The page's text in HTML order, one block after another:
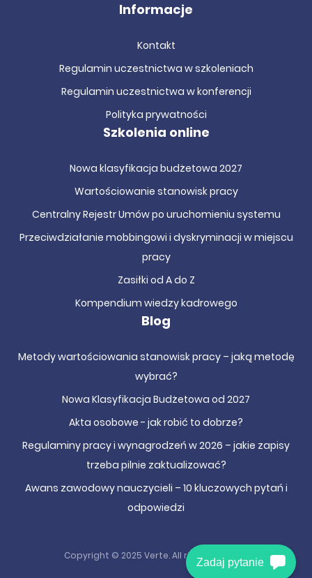
Zadaj pytanie
Informacje
Kontakt
Regulamin uczestnictwa w szkoleniach
Regulamin uczestnictwa w konferencji
Polityka prywatności
Szkolenia online
Nowa klasyfikacja budżetowa 2027
Wartościowanie stanowisk pracy
Centralny Rejestr Umów po uruchomieniu systemu
Przeciwdziałanie mobbingowi i dyskryminacji w miejscu
pracy
Zasiłki od A do Z
Kompendium wiedzy kadrowego
Blog
Metody wartościowania stanowisk pracy – jaką metodę
wybrać?
Nowa Klasyfikacja Budżetowa od 2027
Akta osobowe - jak robić to dobrze?
Regulaminy pracy i wynagrodzeń w 2026 – jakie zapisy
trzeba pilnie zaktualizować?
Awans zawodowy nauczycieli – 10 kluczowych pytań i
odpowiedzi
Copyright © 2025 Verte. All right reserved.